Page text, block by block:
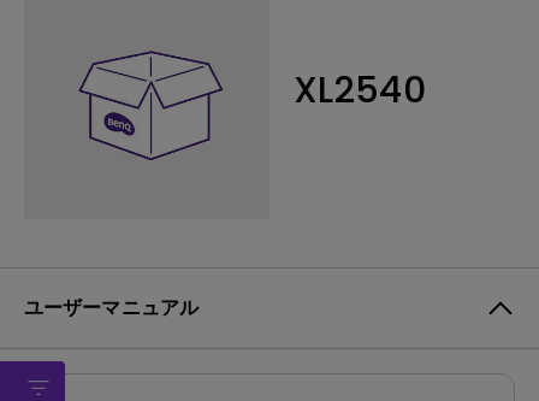
XL2540
ユーザーマニュアル